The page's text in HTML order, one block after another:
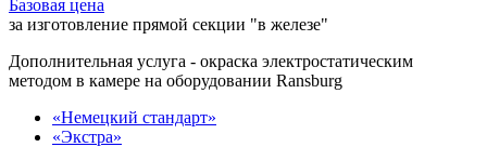
Базовая цена
за изготовление прямой секции "в железе"
Дополнительная услуга - окраска электростатическим
методом в камере на оборудовании Ransburg
«Немецкий стандарт»
«Экстра»